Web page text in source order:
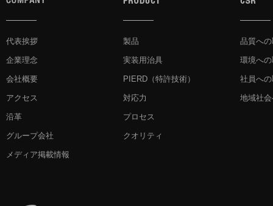
ご提供いただいた個人情
いて第三者に情報の取扱
めご本人の同意を得るこ
示・提供することはいた
当社の保有個人データに
利用停止の請求があった
代表挨拶
企業理念
会社概要
アクセス
沿革
グループ会社
メディア掲載情報
製品
実装用治具
PIERD （特許技術）
対応力
プロセス
クオリティ
品質へ
環境へ
社員へ
地域社